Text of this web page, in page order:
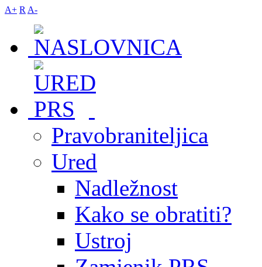
A+ R A-
Pravobraniteljica
Ured
Nadležnost
Kako se obratiti?
Ustroj